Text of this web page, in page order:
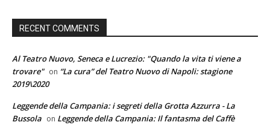
RECENT COMMENTS
Al Teatro Nuovo, Seneca e Lucrezio: "Quando la vita ti viene a
trovare" on “La cura” del Teatro Nuovo di Napoli: stagione
2019\2020
Leggende della Campania: i segreti della Grotta Azzurra - La
Bussola on Leggende della Campania: Il fantasma del Caffè